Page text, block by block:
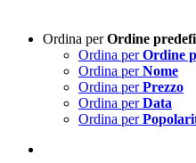
Ordina perOrdine
Ordina perOrdine
Ordina perNome
Ordina perPrezzo
Ordina perData
Ordina per